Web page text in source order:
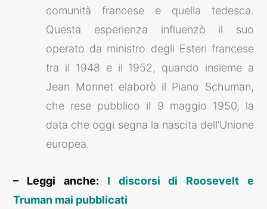
comunità francese e quella tedesca.
Questa esperienza influenzò il suo
operato da ministro degli Esteri francese
tra il 1948 e il 1952, quando insieme a
Jean Monnet elaborò il Piano Schuman,
che rese pubblico il 9 maggio 1950, la
data che oggi segna la nascita dell’Unione
europea.
– Leggi anche:
I discorsi di Roosevelt e
Truman mai pubblicati